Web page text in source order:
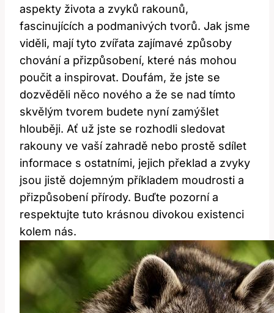
aspekty života a zvyků rakounů,
fascinujících a podmanivých tvorů. Jak jsme
viděli, mají tyto zvířata zajímavé způsoby
chování a přizpůsobení, které nás mohou
poučit a inspirovat. Doufám, že jste se
dozvěděli něco nového a že se nad tímto
skvělým tvorem budete nyní zamýšlet
hlouběji. Ať už jste se rozhodli sledovat
rakouny ve vaší zahradě nebo prostě sdílet
informace s ostatními, jejich překlad a zvyky
jsou jistě dojemným příkladem moudrosti a
přizpůsobení přírody. Buďte pozorní a
respektujte tuto krásnou divokou existenci
kolem nás.